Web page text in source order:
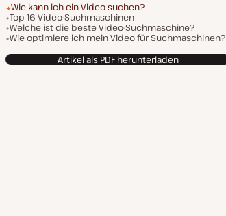
Wie kann ich ein Video suchen?
Top 16 Video-Suchmaschinen
Welche ist die beste Video-Suchmaschine?
Wie optimiere ich mein Video für Suchmaschinen?
Artikel als PDF herunterladen